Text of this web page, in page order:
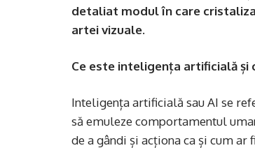
detaliat modul în care
artei vizuale.
Ce este inteligența artificială și
Inteligența artificială sau AI se
să emuleze comportamentul
de a gândi și acționa ca și cum